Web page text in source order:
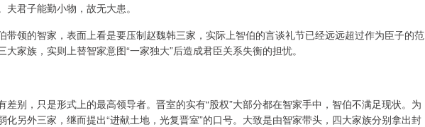
君子能勤小物，故无大患。
带领的智家，表面上看是要压制赵魏韩三家，实际上智伯的言谈礼节已经远远超过作为臣子的范
家族，实则上替智家意图“一家独大”后造成君臣关系失衡的担忧。
差别，只是形式上的最高领导者。晋室的实有“股权”大部分都在智家手中，智伯不满足现状。为
化另外三家，继而提出“进献土地，光复晋室”的口号。大致是由智家带头，四大家族分别拿出封